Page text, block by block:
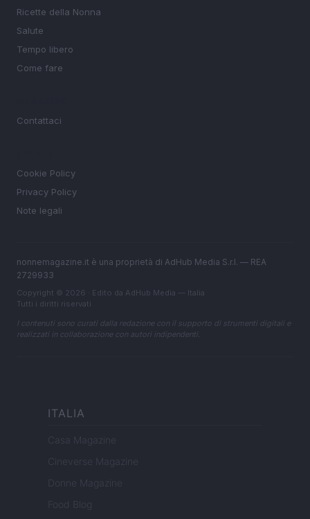
Ricette della Nonna
Salute
Tempo libero
Come fare
Contattaci
Cookie Policy
Privacy Policy
Note legali
nonnemagazine.it è una proprietà di AdHub Media S.r.l. — REA
2729933
Copyright © 2026 · Edito da AdHub Media — Italia
Tutti i diritti riservati
I contenuti sono curati dalla redazione con il supporto di strumenti digitali e
realizzati in collaborazione con autori indipendenti.
ITALIA
Casa Magazine
Cineverse Magazine
Donne Magazine
Food Blog